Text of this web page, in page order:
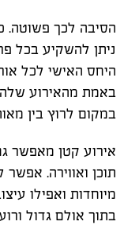
הסיבה לכך פשוטה.
ניתן להשקיע בכל
היחס האישי לכל
באמת מהאירוע
במקום לרוץ בין
אירוע קטן מאפשר
תוכן ואווירה.
מיוחדות ואפילו
בתוך אולם גדול